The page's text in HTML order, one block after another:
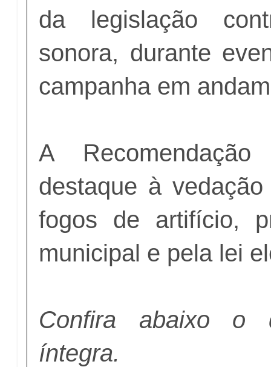
da legislação
sonora, durante
campanha em
A
destaque à
fogos de artifício,
municipal e pela lei
Confira abaixo o
íntegra.